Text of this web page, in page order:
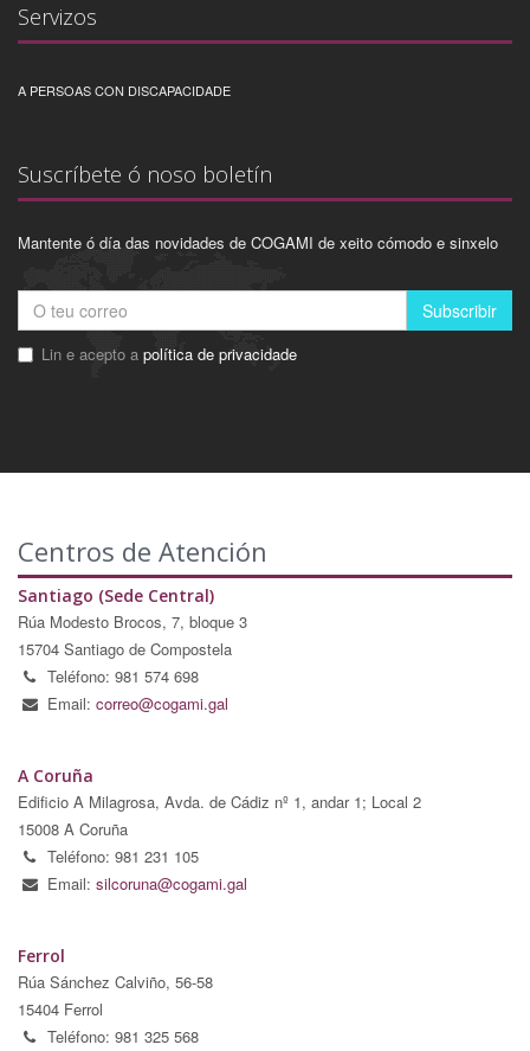
Servizos
A PERSOAS CON DISCAPACIDADE
Suscríbete ó noso boletín
Mantente ó día das novidades de COGAMI de xeito cómodo e sinxelo
Subscribir
Lin e acepto a política de privacidade
Centros de Atención
Santiago (Sede Central)
Rúa Modesto Brocos, 7, bloque 3
15704 Santiago de Compostela
Teléfono: 981 574 698
Email: correo@cogami.gal
A Coruña
Edificio A Milagrosa, Avda. de Cádiz nº 1, andar 1; Local 2
15008 A Coruña
Teléfono: 981 231 105
Email: silcoruna@cogami.gal
Ferrol
Rúa Sánchez Calviño, 56-58
15404 Ferrol
Teléfono: 981 325 568